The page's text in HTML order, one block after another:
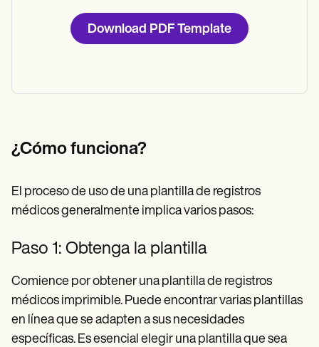
Download PDF Template
¿Cómo funciona?
El proceso de uso de una plantilla de registros
médicos generalmente implica varios pasos:
Paso 1: Obtenga la plantilla
Comience por obtener una plantilla de registros
médicos imprimible. Puede encontrar varias plantillas
en línea que se adapten a sus necesidades
específicas. Es esencial elegir una plantilla que sea